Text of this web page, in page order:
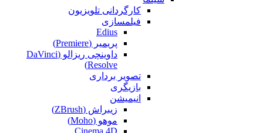
کارگردانی تلویزیون
فیلمسازی
Edius
پریمیر (Premiere)
داوینچی ریزالو (DaVinci
Resolve)
تصویر برداری
بازیگری
انیمیشن
زیبراش (ZBrush)
موهو (Moho)
Cinema 4D